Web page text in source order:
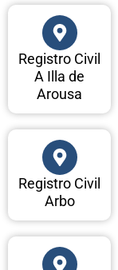
Registro Civil
A Illa de
Arousa
Registro Civil
Arbo